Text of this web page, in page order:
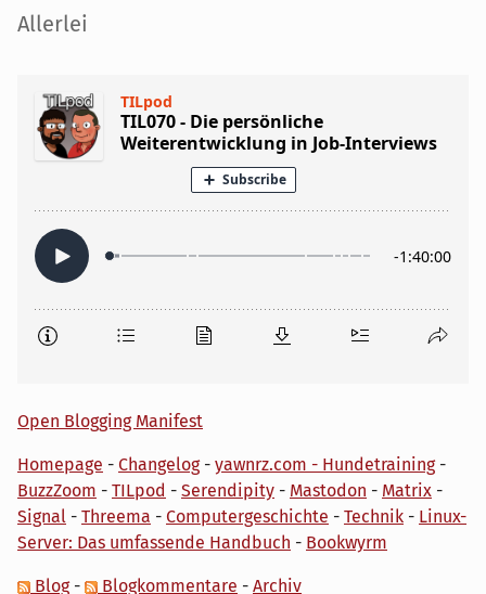
Seitenleiste
Allerlei
Open Blogging Manifest
Homepage - Changelog- yawnrz.com - Hundetraining-
BuzzZoom - TILpod - Serendipity - Mastodon - Matrix -
Signal - Threema - Computergeschichte - Technik - Linux-
Server: Das umfassende Handbuch - Bookwyrm
Blog- Blogkommentare - Archiv